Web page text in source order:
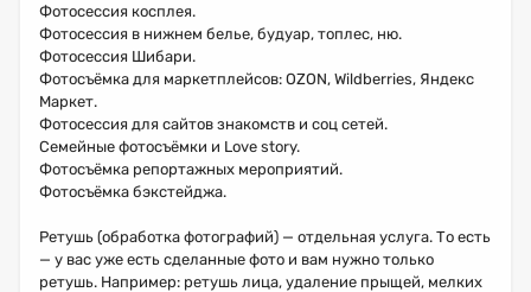
Фотосессия косплея.
Фотосессия в нижнем белье, будуар, топлес, ню.
Фотосессия Шибари.
Фотосъёмка для маркетплейсов: OZON, Wildberries, Яндекс
Маркет.
Фотосессия для сайтов знакомств и соц сетей.
Семейные фотосъёмки и Lоvе stоry.
Фотосъёмка репортажных мероприятий.
Фотосъёмка бэкстейджа.
Ретушь (обработка фотографий) — отдельная услуга. То есть
— у вас уже есть сделанные фото и вам нужно только
ретушь. Например: ретушь лица, удаление прыщей, мелких